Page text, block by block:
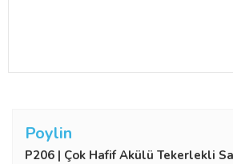
Poylin
P206 | Çok Hafif Akülü Tekerlekli